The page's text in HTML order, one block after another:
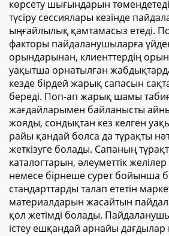
көрсету шығындарын
түсіру сессиялары кезінде
ыңғайлылық қамтамасыз етеді.
факторы пайдаланушыларға
орындарынан, клиенттердің
уақытша орнатылған
кезде бірдей жарық сапасын
береді. Поп-ап жарық шамы
жағдайларымен байланысты
жояды, сондықтан кез келген
райы қандай болса да тұрақты
жеткізуге болады. Сапаның
каталогтарын, әлеуметтік желілер
немесе бірнеше сурет бойынша
стандарттарды талап ететін
материалдарын жасайтын
қол жетімді болады.
істеу ешқандай арнайы